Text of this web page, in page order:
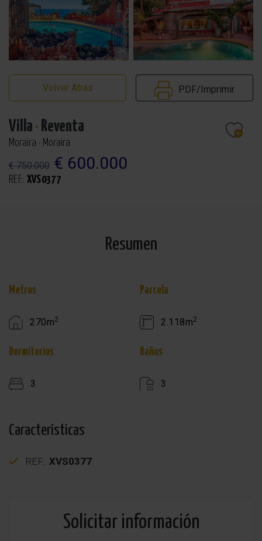
Volver Atrás PDF/Imprimir
Villa · Reventa
Moraira · Moraira
€ 750.000 € 600.000
REF.: XVS0377
Resumen
Metros
270m2
Parcela
2.118m2
Dormitorios
3
Baños
3
Características
REF.: XVS0377
Solicitar información